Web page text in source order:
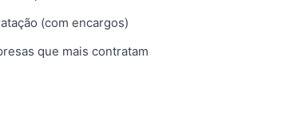
(com encargos)
que mais contratam